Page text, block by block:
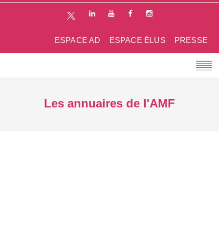
PRESSE
ESPACE ÉLUS
ESPACE AD
Les annuaires de l'AMF